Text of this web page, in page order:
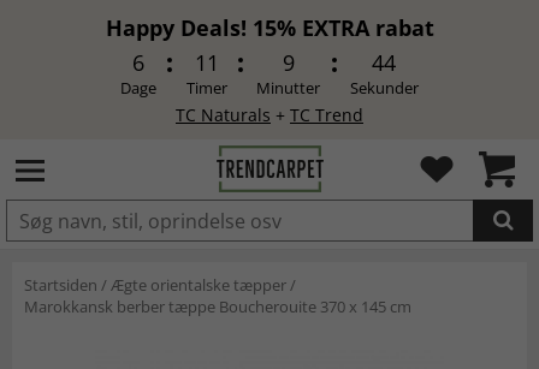
Happy Deals! 15% EXTRA rabat
6
Dage
11
Timer
9
Minutter
44
Sekunder
TC Naturals + TC Trend
LAGT I INDKØBSKURVEN.
Startsiden /Ægte orientalske tæpper/
Marokkansk berber tæppe Boucherouite 370 x 145 cm